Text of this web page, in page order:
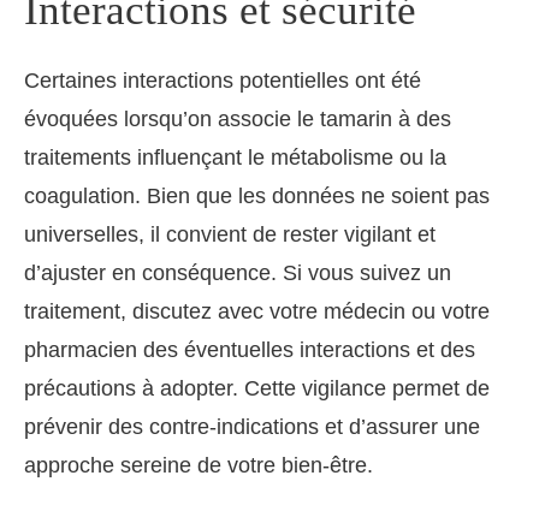
Interactions et sécurité
Certaines interactions potentielles ont été
évoquées lorsqu’on associe le tamarin à des
traitements influençant le métabolisme ou la
coagulation. Bien que les données ne soient pas
universelles, il convient de rester vigilant et
d’ajuster en conséquence. Si vous suivez un
traitement, discutez avec votre médecin ou votre
pharmacien des éventuelles interactions et des
précautions à adopter. Cette vigilance permet de
prévenir des contre-indications et d’assurer une
approche sereine de votre bien-être.